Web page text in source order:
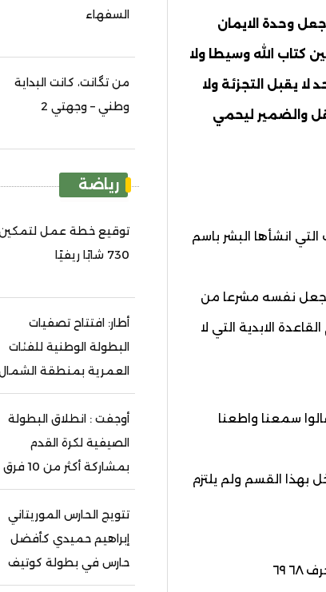
وحدة الايمان
كتاب الله وسيطا ولا
لا يقبل التجزئة ولا
والضمير ليحمي
ولا الاحزاب التي انشأها البشر باسم
جعل نفسه مشرعا من
الابدية التي لا
سمعنا واطعنا
بهذا القسم ولم يلتزم
٦٩
السفهاء
من تگانت، كانت البداية
وطني – وجهتي 2
رياضة
توقيع خطة عمل
730 شابًا ريفيًا
أطار: افتتاح تصفيات
البطولة الوطنية للفئات
العمرية بمنطقة
أوجفت : انطلاق البطولة
الصيفية لكرة القدم
بمشاركة أكثر من 10 فرق
تتويج الحارس الموريتاني
إبراهيم حميدي كأفضل
حارس في بطولة كوتيف